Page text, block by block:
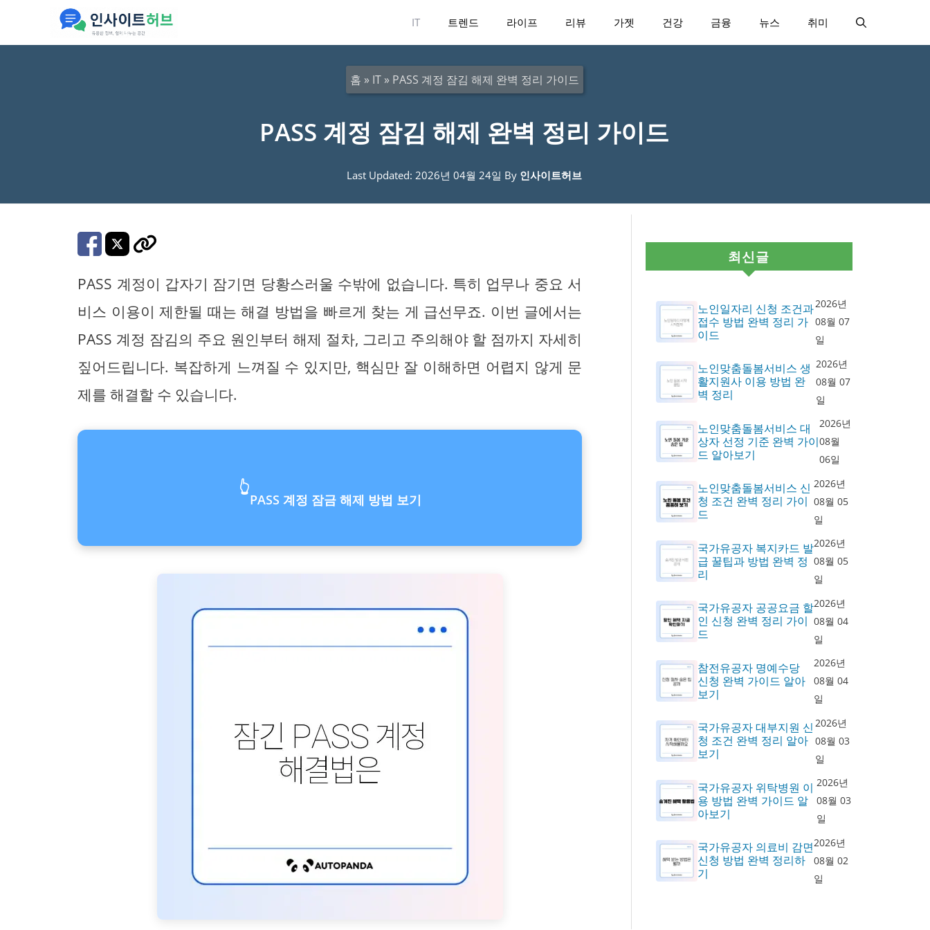
IT 트렌드 라이프 리뷰 가젯 건강 금융 뉴스 취미
홈 » IT» PASS 계정 잠김 해제 완벽 정리 가이드
PASS 계정 잠김 해제 완벽 정리 가이드
Last Updated: 2026년 04월 24일 By 인사이트허브
PASS 계정이 갑자기 잠기면 당황스러울 수밖에 없습니다. 특히 업무나 중요 서
비스 이용이 제한될 때는 해결 방법을 빠르게 찾는 게 급선무죠. 이번 글에서는
PASS 계정 잠김의 주요 원인부터 해제 절차, 그리고 주의해야 할 점까지 자세히
짚어드립니다. 복잡하게 느껴질 수 있지만, 핵심만 잘 이해하면 어렵지 않게 문
제를 해결할 수 있습니다.
👆
PASS 계정 잠금 해제 방법 보기
최신글
노인일자리 신청 조건과
접수 방법 완벽 정리 가
이드
2026년
08월 07
일
노인맞춤돌봄서비스 생
활지원사 이용 방법 완
벽 정리
2026년
08월 07
일
노인맞춤돌봄서비스 대
상자 선정 기준 완벽 가이
드 알아보기
2026년
08월
06일
노인맞춤돌봄서비스 신
청 조건 완벽 정리 가이
드
2026년
08월 05
일
국가유공자 복지카드 발
급 꿀팁과 방법 완벽 정
리
2026년
08월 05
일
국가유공자 공공요금 할
인 신청 완벽 정리 가이
드
2026년
08월 04
일
참전유공자 명예수당
신청 완벽 가이드 알아
보기
2026년
08월 04
일
국가유공자 대부지원 신
청 조건 완벽 정리 알아
보기
2026년
08월 03
일
국가유공자 위탁병원 이
용 방법 완벽 가이드 알
아보기
2026년
08월 03
일
국가유공자 의료비 감면
신청 방법 완벽 정리하
기
2026년
08월 02
일